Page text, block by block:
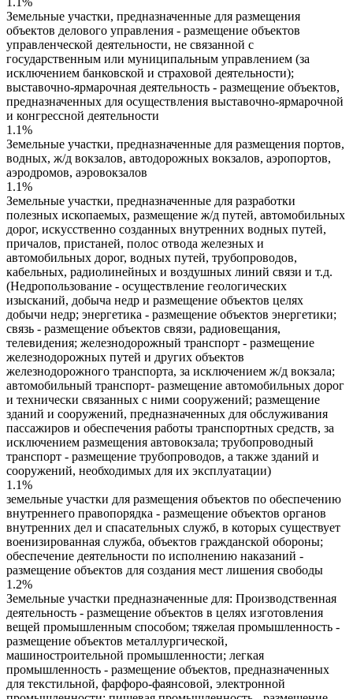
Земельные участки, предназначенные для размещения
объектов делового управления - размещение объектов
управленческой деятельности, не связанной с
государственным или муниципальным управлением (за
исключением банковской и страховой деятельности);
выставочно-ярмарочная деятельность - размещение объектов,
предназначенных для осуществления выставочно-ярмарочной
и конгрессной деятельности
1.1%
Земельные участки, предназначенные для размещения портов,
водных, ж/д вокзалов, автодорожных вокзалов, аэропортов,
аэродромов, аэровокзалов
1.1%
Земельные участки, предназначенные для разработки
полезных ископаемых, размещение ж/д путей, автомобильных
дорог, искусственно созданных внутренних водных путей,
причалов, пристаней, полос отвода железных и
автомобильных дорог, водных путей, трубопроводов,
кабельных, радиолинейных и воздушных линий связи и т.д.
(Недропользование - осуществление геологических
изысканий, добыча недр и размещение объектов целях
добычи недр; энергетика - размещение объектов энергетики;
связь - размещение объектов связи, радиовещания,
телевидения; железнодорожный транспорт - размещение
железнодорожных путей и других объектов
железнодорожного транспорта, за исключением ж/д вокзала;
автомобильный транспорт- размещение автомобильных дорог
и технически связанных с ними сооружений; размещение
зданий и сооружений, предназначенных для обслуживания
пассажиров и обеспечения работы транспортных средств, за
исключением размещения автовокзала; трубопроводный
транспорт - размещение трубопроводов, а также зданий и
сооружений, необходимых для их эксплуатации)
1.1%
земельные участки для размещения объектов по обеспечению
внутреннего правопорядка - размещение объектов органов
внутренних дел и спасательных служб, в которых существует
военизированная служба, объектов гражданской обороны;
обеспечение деятельности по исполнению наказаний -
размещение объектов для создания мест лишения свободы
1.2%
Земельные участки предназначенные для: Производственная
деятельность - размещение объектов в целях изготовления
вещей промышленным способом; тяжелая промышленность -
размещение объектов металлургической,
машиностроительной промышленности; легкая
промышленность - размещение объектов, предназначенных
для текстильной, фарфоро-фаянсовой, электронной